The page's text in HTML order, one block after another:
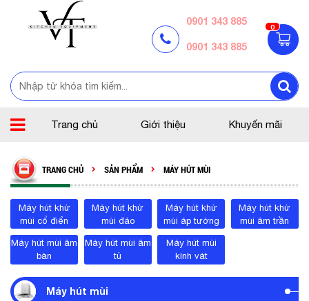
0901 343 885
0901 343 885
0
Trang chủ Giới thiệu Khuyến mãi
TRANG CHỦ SẢN PHẨM MÁY HÚT MÙI
Máy hút khử
mùi cổ điển
Máy hút khử
mùi đảo
Máy hút khử
mùi áp tường
Máy hút khử
mùi âm trần
Máy hút mùi âm
bàn
Máy hút mùi âm
tủ
Máy hút mùi
kính vát
Máy hút mùi